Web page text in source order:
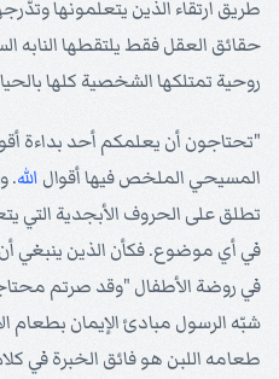
طريق ارتقاء الذين يتعلمونها
حقائق العقل فقط يلتقطها النابه
روحية تمتلكها الشخصية كلها
"تحتاجون أن يعلمكم أحد بداءة
المسيحي الملخص فيها أقوال الله.
تطلق على الحروف الأبجدية التي
في أي موضوع. فكأن الذين ينبغي أن
في روضة الأطفال "وقد صرتم
شبّه الرسول مبادئ الإيمان بطعام
طعامه اللبن هو فائق الخبرة في